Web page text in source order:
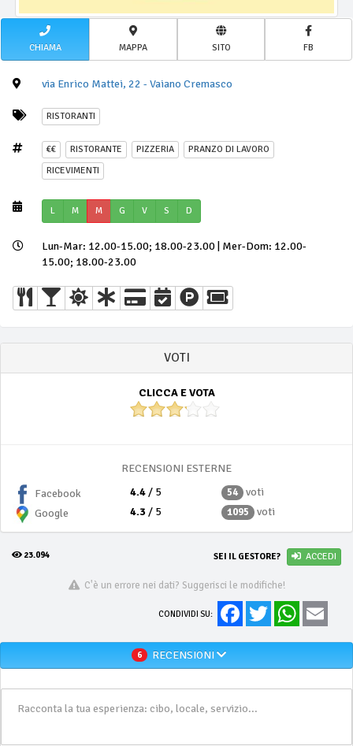
CHIAMA MAPPA SITO FB
via Enrico Mattei, 22 - Vaiano Cremasco
RISTORANTI
€€ RISTORANTE PIZZERIA
PRANZO DI LAVORO
RICEVIMENTI
L M M G V S D
Lun-Mar: 12.00-15.00; 18.00-23.00 | Mer-Dom: 12.00-
15.00; 18.00-23.00
VOTI
CLICCA E VOTA
RECENSIONI ESTERNE
Facebook
4.4/ 5 54
voti
Google
4.3 / 5 1095 voti
23.094 SEI IL GESTORE? ACCEDI
C'è un errore nei dati? Suggerisci le modifiche!
CONDIVIDI SU:
FacebookTwitter WhatsApp
6 RECENSIONI